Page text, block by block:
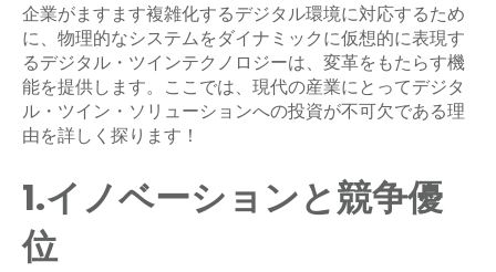
企業がますます複雑化するデジタル環境に対応するため
に、物理的なシステムをダイナミックに仮想的に表現す
るデジタル・ツインテクノロジーは、変革をもたらす機
能を提供します。ここでは、現代の産業にとってデジタ
ル・ツイン・ソリューションへの投資が不可欠である理
由を詳しく探ります！
1.イノベーションと競争優
位